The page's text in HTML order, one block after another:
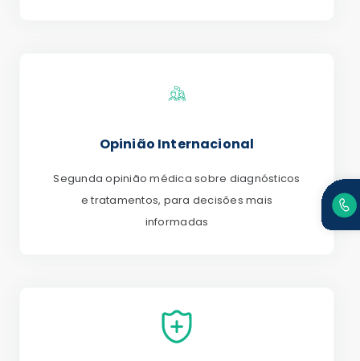
Opinião Internacional
Segunda opinião médica sobre diagnósticos
e tratamentos, para decisões mais
informadas